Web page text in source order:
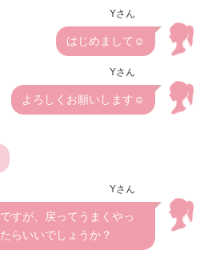
Yさん
はじめまして☺︎
Yさん
よろしくお願いします☺️
Yさん
すが、戻ってうまくやっ
らいいでしょうか？